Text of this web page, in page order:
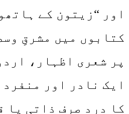
اور “زیتون کے
کتابوں میں مشرقِ
پر شعری اظہار،
ایک نادر اور
کا درد صرف ذاتی یا